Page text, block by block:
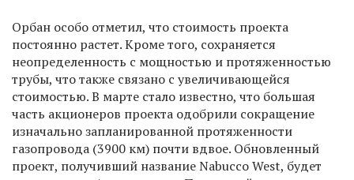
Орбан особо отметил, что стоимость проекта
постоянно растет. Кроме того, сохраняется
неопределенность с мощностью и протяженностью
трубы, что также связано с увеличивающейся
стоимостью. В марте стало известно, что большая
часть акционеров проекта одобрили сокращение
изначально запланированной протяженности
газопровода (3900 км) почти вдвое. Обновленный
проект, получивший название Nabucco West, будет